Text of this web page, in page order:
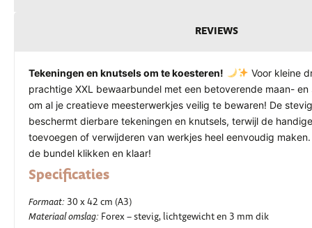
REVIEWS
Tekeningen en knutsels om te koesteren!
Voor kleine
prachtige XXL bewaarbundel met een betoverende maan-
om al je creatieve meesterwerkjes veilig te bewaren! De
beschermt dierbare tekeningen en knutsels, terwijl de
toevoegen of verwijderen van werkjes heel eenvoudig
de bundel klikken en klaar!
Specificaties
Formaat: 30 x 42 cm (A3)
Materiaal omslag: Forex – stevig, lichtgewicht en 3 mm dik